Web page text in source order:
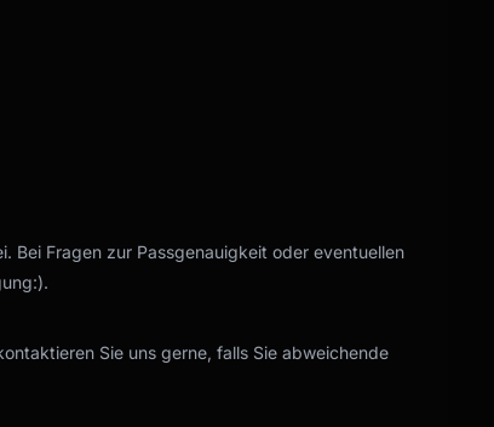
Bei Fragen zur Passgenauigkeit oder eventuellen
Sie uns gerne, falls Sie abweichende